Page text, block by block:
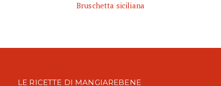
Bruschetta siciliana
LE RICETTE DI MANGIAREBENE